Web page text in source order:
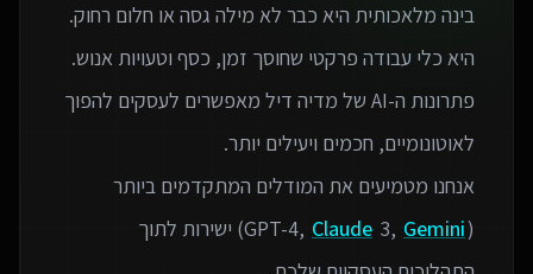
בינה מלאכותית היא כבר לא מילה גסה או חלום רחוק.
פתרונות ה-AI של מדיה דיל מאפשרים לעסקים להפוך
אנחנו מטמיעים את המודלים המתקדמים ביותר
(GPT-4,
Claude 3, Gemini
) ישירות לתוך